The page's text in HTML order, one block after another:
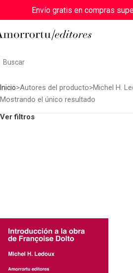
Envío gratis en compras
Inicio Autores del producto Michel H.
Mostrando el único resultado
Ver filtros